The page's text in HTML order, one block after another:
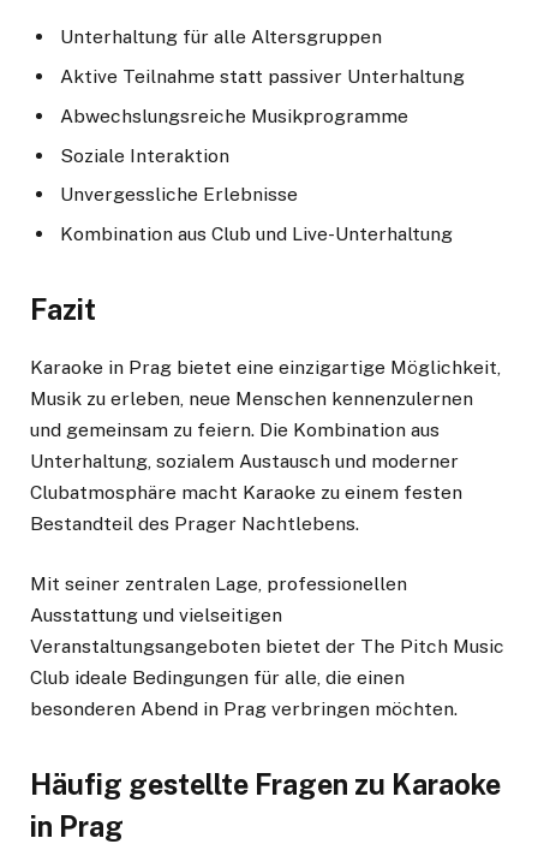
Unterhaltung für alle Altersgruppen
Aktive Teilnahme statt passiver Unterhaltung
Abwechslungsreiche Musikprogramme
Soziale Interaktion
Unvergessliche Erlebnisse
Kombination aus Club und Live-Unterhaltung
Fazit
Karaoke in Prag bietet eine einzigartige Möglichkeit,
Musik zu erleben, neue Menschen kennenzulernen
und gemeinsam zu feiern. Die Kombination aus
Unterhaltung, sozialem Austausch und moderner
Clubatmosphäre macht Karaoke zu einem festen
Bestandteil des Prager Nachtlebens.
Mit seiner zentralen Lage, professionellen
Ausstattung und vielseitigen
Veranstaltungsangeboten bietet der The Pitch Music
Club ideale Bedingungen für alle, die einen
besonderen Abend in Prag verbringen möchten.
Häufig gestellte Fragen zu Karaoke
in Prag